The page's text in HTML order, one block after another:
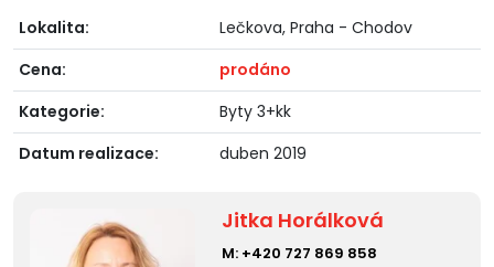
Lokalita:
Lečkova, Praha - Chodov
Cena:
prodáno
Kategorie:
Byty 3+kk
Datum realizace:
duben 2019
Jitka Horálková
M: +420 727 869 858